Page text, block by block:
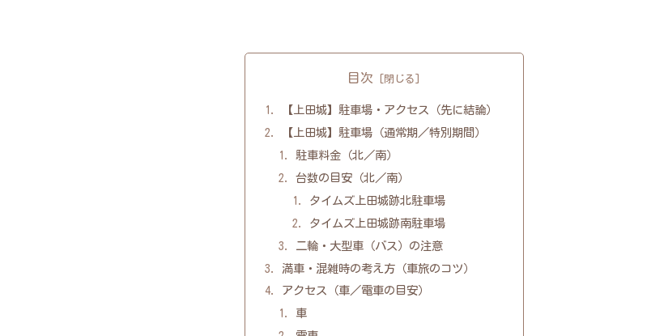
目次
【上田城】駐車場・アクセス（先に結論）
【上田城】駐車場（通常期／特別期間）
駐車料金（北／南）
台数の目安（北／南）
タイムズ上田城跡北駐車場
タイムズ上田城跡南駐車場
二輪・大型車（バス）の注意
満車・混雑時の考え方（車旅のコツ）
アクセス（車／電車の目安）
車